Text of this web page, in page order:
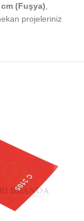
cm (Fuşya)
projeleriniz